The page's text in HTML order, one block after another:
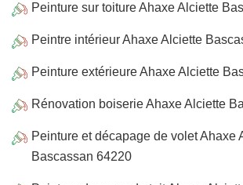
Peinture sur toiture Ahaxe Alciette
Peintre intérieur Ahaxe Alciette
Peinture extérieure Ahaxe Alciette
Rénovation boiserie Ahaxe Alciette
Peinture et décapage de volet Ahaxe
Bascassan 64220